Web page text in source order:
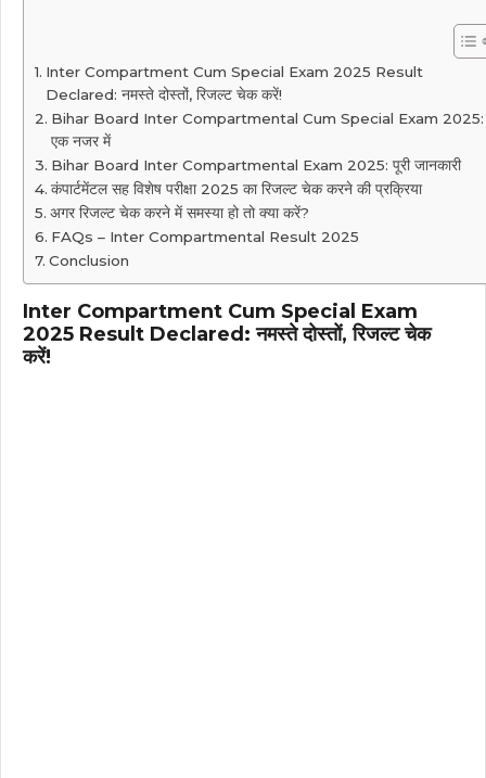
Inter Compartment Cum Special Exam 2025 Result
Declared: नमस्ते दोस्तों, रिजल्ट चेक करें!
Bihar Board Inter Compartmental Cum Special Exam 2025:
एक नजर में
Bihar Board Inter Compartmental Exam 2025: पूरी जानकारी
कंपार्टमेंटल सह विशेष परीक्षा 2025 का रिजल्ट चेक करने की प्रक्रिया
अगर रिजल्ट चेक करने में समस्या हो तो क्या करें?
FAQs – Inter Compartmental Result 2025
Conclusion
Inter Compartment Cum Special Exam
2025 Result Declared: नमस्ते दोस्तों, रिजल्ट चेक
करें!